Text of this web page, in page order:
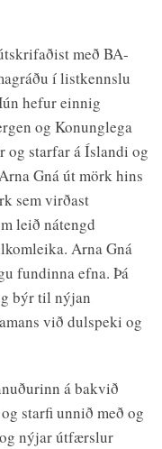
með BA-
í listkennslu
hefur einnig
og Konunglega
og starfar á Íslandi og
Gná út mörk hins
sem virðast
leið nátengd
Arna Gná
fundinna efna. Þá
býr til nýjan
við dulspeki og
á bakvið
starfi unnið með og
nýjar útfærslur